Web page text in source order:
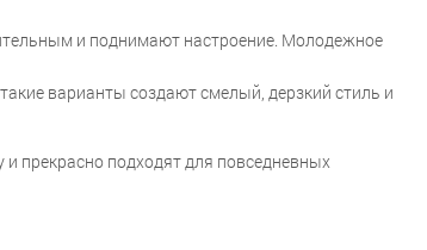
и поднимают настроение. Молодежное
варианты создают смелый, дерзкий стиль и
прекрасно подходят для повседневных